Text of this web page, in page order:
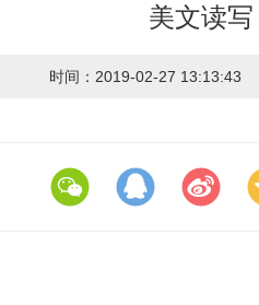
美文读写
时间：2019-02-27 13:13:43